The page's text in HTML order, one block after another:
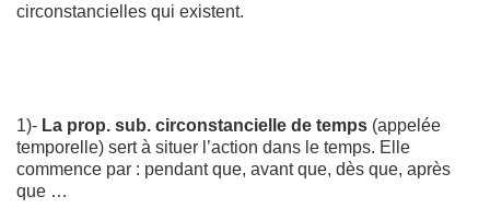
circonstancielles qui existent.
1)- La prop. sub. circonstancielle de temps (appelée
temporelle) sert à situer l’action dans le temps. Elle
commence par : pendant que, avant que, dès que, après
que …